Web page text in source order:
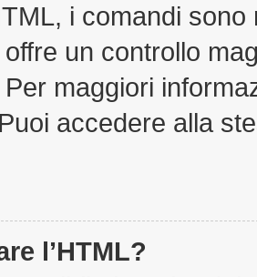
i comandi
un controllo
maggiori
accedere alla
l’HTML?